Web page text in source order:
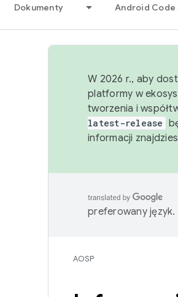
Dokumenty Android Code
W 2026 r., aby
platformy w
tworzenia i
latest-release
informacji
preferowany język.
AOSP